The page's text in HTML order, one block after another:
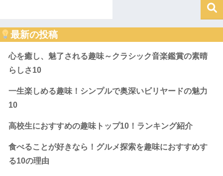
最新の投稿
心を癒し、魅了される趣味～クラシック音楽鑑賞の素晴
らしさ10
一生楽しめる趣味！シンプルで奥深いビリヤードの魅力
10
高校生におすすめの趣味トップ10！ランキング紹介
食べることが好きなら！グルメ探索を趣味におすすめす
る10の理由